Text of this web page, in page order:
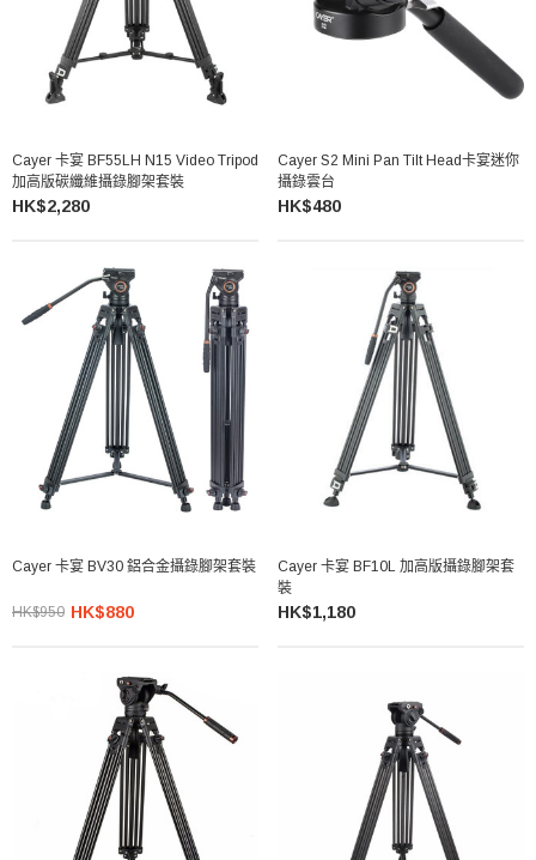
Cayer 卡宴 BF55LH N15 Video Tripod
加高版碳纖維攝錄腳架套裝
HK$2,280
Cayer S2 Mini Pan Tilt Head卡宴迷你
攝錄雲台
HK$480
Cayer 卡宴 BV30 鋁合金攝錄腳架套裝
HK$950 HK$880
Cayer 卡宴 BF10L 加高版攝錄腳架套
裝
HK$1,180